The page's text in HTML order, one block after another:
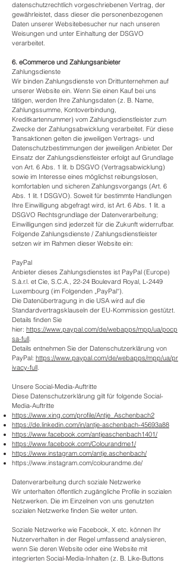
datenschutzrechtlich vorgeschriebenen Vertrag, der
gewährleistet, dass dieser die personenbezogenen
Daten unserer Websitebesucher nur nach unseren
Weisungen und unter Einhaltung der DSGVO
verarbeitet.
6. eCommerce und Zahlungs­anbieter
Zahlungsdienste
Wir binden Zahlungsdienste von Drittunternehmen auf
unserer Website ein. Wenn Sie einen Kauf bei uns
tätigen, werden Ihre Zahlungsdaten (z. B. Name,
Zahlungssumme, Kontoverbindung,
Kreditkartennummer) vom Zahlungsdienstleister zum
Zwecke der Zahlungsabwicklung verarbeitet. Für diese
Transaktionen gelten die jeweiligen Vertrags- und
Datenschutzbestimmungen der jeweiligen Anbieter. Der
Einsatz der Zahlungsdienstleister erfolgt auf Grundlage
von Art. 6 Abs. 1 lit. b DSGVO (Vertragsabwicklung)
sowie im Interesse eines möglichst reibungslosen,
komfortablen und sicheren Zahlungsvorgangs (Art. 6
Abs. 1 lit. f DSGVO). Soweit für bestimmte Handlungen
Ihre Einwilligung abgefragt wird, ist Art. 6 Abs. 1 lit. a
DSGVO Rechtsgrundlage der Datenverarbeitung;
Einwilligungen sind jederzeit für die Zukunft widerrufbar.
Folgende Zahlungsdienste / Zahlungsdienstleister
setzen wir im Rahmen dieser Website ein:
PayPal
Anbieter dieses Zahlungsdienstes ist PayPal (Europe)
S.à.r.l. et Cie, S.C.A., 22-24 Boulevard Royal, L-2449
Luxembourg (im Folgenden „PayPal“).
Die Datenübertragung in die USA wird auf die
Standardvertragsklauseln der EU-Kommission gestützt.
Details finden Sie
hier: https://www.paypal.com/de/webapps/mpp/ua/pocp
sa-full.
Details entnehmen Sie der Datenschutzerklärung von
PayPal: https://www.paypal.com/de/webapps/mpp/ua/pr
ivacy-full.
Unsere Social-Media-Auftritte
Diese Datenschutzerklärung gilt für folgende Social-
Media-Auftritte
https://www.xing.com/profile/Antje_Aschenbach2
https://de.linkedin.com/in/antje-aschenbach-45693a88
https://www.facebook.com/antjeaschenbach1401/
https://www.facebook.com/Colourandme1/
https://www.instagram.com/antje.aschenbach/
https://www.instagram.com/colourandme.de/
Datenverarbeitung durch soziale Netzwerke
Wir unterhalten öffentlich zugängliche Profile in sozialen
Netzwerken. Die im Einzelnen von uns genutzten
sozialen Netzwerke finden Sie weiter unten.
Soziale Netzwerke wie Facebook, X etc. können Ihr
Nutzerverhalten in der Regel umfassend analysieren,
wenn Sie deren Website oder eine Website mit
integrierten Social-Media-Inhalten (z. B. Like-Buttons